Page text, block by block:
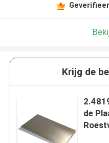
Krijg de
de